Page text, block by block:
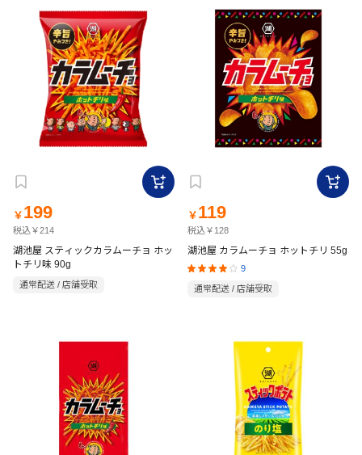
￥ 199
税込￥214
湖池屋 スティックカラムーチョ ホッ
トチリ味 90g
通常配送 / 店舗受取
￥ 119
税込￥128
湖池屋 カラムーチョ ホットチリ 55g
9
通常配送 / 店舗受取